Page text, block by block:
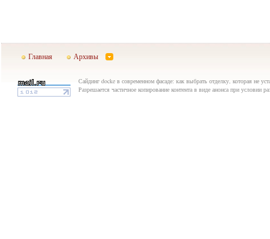
Главная Архивы
Сайдинг docke в современном фасаде: как выбрать отделку, которая не
Разрешается частичное копирование контента в виде анонса при условии